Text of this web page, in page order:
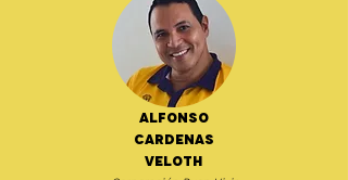
Alfonso
Cardenas
Veloth